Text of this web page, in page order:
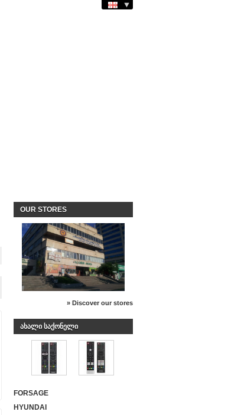
OUR STORES
» Discover our stores
ᲐᲮᲐᲚᲘ ᲡᲐᲥᲝᲜᲔᲚᲘ
FORSAGE
HYUNDAI